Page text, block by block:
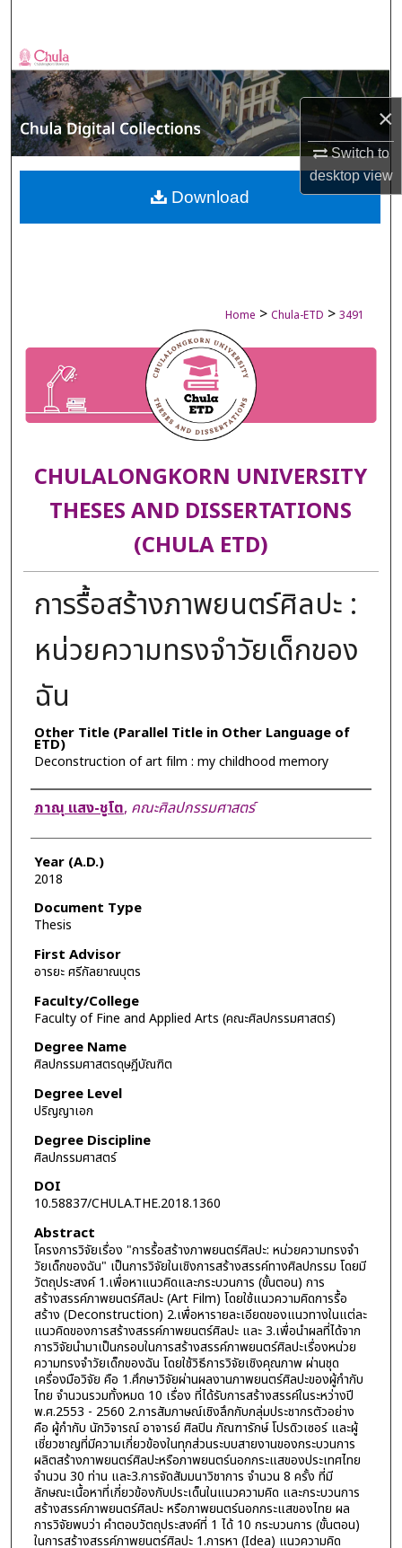
×
Switch to
desktopview
Browse Collections
My Account
About
Digital Commons Network™
Home > Chula-ETD > 3491
CHULALONGKORN UNIVERSITY
THESES AND DISSERTATIONS
(CHULA ETD)
การรื้อสร้างภาพยนตร์ศิลปะ :
หน่วยความทรงจำวัยเด็กของ
ฉัน
Other Title (Parallel Title in Other Language of
ETD)
Deconstruction of art film : my childhood memory
Author
ภาณุ แสง-ชูโต, คณะศิลปกรรมศาสตร์
Year (A.D.)
2018
Document Type
Thesis
First Advisor
อารยะ ศรีกัลยาณบุตร
Faculty/College
Faculty of Fine and Applied Arts (คณะศิลปกรรมศาสตร์)
Degree Name
ศิลปกรรมศาสตรดุษฎีบัณฑิต
Degree Level
ปริญญาเอก
Degree Discipline
ศิลปกรรมศาสตร์
DOI
10.58837/CHULA.THE.2018.1360
Abstract
โครงการวิจัยเรื่อง "การรื้อสร้างภาพยนตร์ศิลปะ: หน่วยความทรงจำ
วัยเด็กของฉัน" เป็นการวิจัยในเชิงการสร้างสรรค์ทางศิลปกรรม โดยมี
วัตถุประสงค์ 1.เพื่อหาแนวคิดและกระบวนการ (ขั้นตอน) การ
สร้างสรรค์ภาพยนตร์ศิลปะ (Art Film) โดยใช้แนวความคิดการรื้อ
สร้าง (Deconstruction) 2.เพื่อหารายละเอียดของแนวทางในแต่ละ
แนวคิดของการสร้างสรรค์ภาพยนตร์ศิลปะ และ 3.เพื่อนำผลที่ได้จาก
การวิจัยนำมาเป็นกรอบในการสร้างสรรค์ภาพยนตร์ศิลปะเรื่องหน่วย
ความทรงจำวัยเด็กของฉัน โดยใช้วิธีการวิจัยเชิงคุณภาพ ผ่านชุด
เครื่องมือวิจัย คือ 1.ศึกษาวิจัยผ่านผลงานภาพยนตร์ศิลปะของผู้กำกับ
ไทย จำนวนรวมทั้งหมด 10 เรื่อง ที่ได้รับการสร้างสรรค์ในระหว่างปี
พ.ศ.2553 - 2560 2.การสัมภาษณ์เชิงลึกกับกลุ่มประชากรตัวอย่าง
คือ ผู้กำกับ นักวิจารณ์ อาจารย์ ศิลปิน ภัณฑารักษ์ โปรดิวเซอร์ และผู้
เชี่ยวชาญที่มีความเกี่ยวข้องในทุกส่วนระบบสายงานของกระบวนการ
ผลิตสร้างภาพยนตร์ศิลปะหรือภาพยนตร์นอกกระแสของประเทศไทย
จำนวน 30 ท่าน และ3.การจัดสัมมนาวิชาการ จำนวน 8 ครั้ง ที่มี
ลักษณะเนื้อหาที่เกี่ยวข้องกับประเด็นในแนวความคิด และกระบวนการ
สร้างสรรค์ภาพยนตร์ศิลปะ หรือภาพยนตร์นอกกระแสของไทย ผล
การวิจัยพบว่า คำตอบวัตถุประสงค์ที่ 1 ได้ 10 กระบวนการ (ขั้นตอน)
ในการสร้างสรรค์ภาพยนตร์ศิลปะ 1.การหา (Idea) แนวความคิด
Download